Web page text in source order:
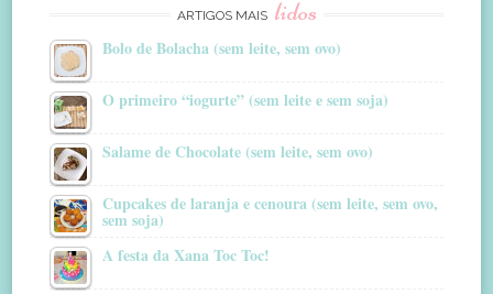
ARTIGOS MAIS lidos
Bolo de Bolacha (sem leite, sem ovo)
O primeiro “iogurte” (sem leite e sem soja)
Salame de Chocolate (sem leite, sem ovo)
Cupcakes de laranja e cenoura (sem leite, sem ovo,
sem soja)
A festa da Xana Toc Toc!